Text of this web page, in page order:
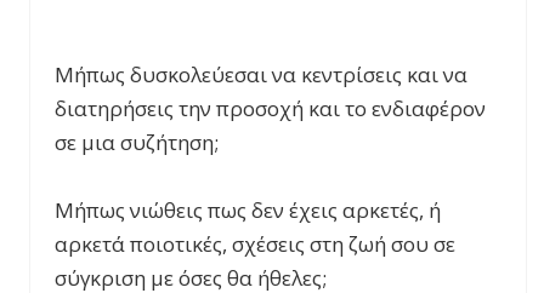
Μήπως δυσκολεύεσαι να κεντρίσεις και να
διατηρήσεις την προσοχή και το ενδιαφέρον
σε μια συζήτηση;
Μήπως νιώθεις πως δεν έχεις αρκετές, ή
αρκετά ποιοτικές, σχέσεις στη ζωή σου σε
σύγκριση με όσες θα ήθελες;